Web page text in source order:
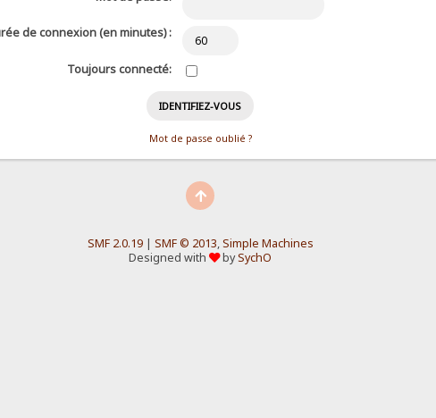
de connexion (en minutes) :
Toujours connecté:
Mot de passe oublié ?
SMF 2.0.19| SMF © 2013,Simple Machines
Designed with
bySychO